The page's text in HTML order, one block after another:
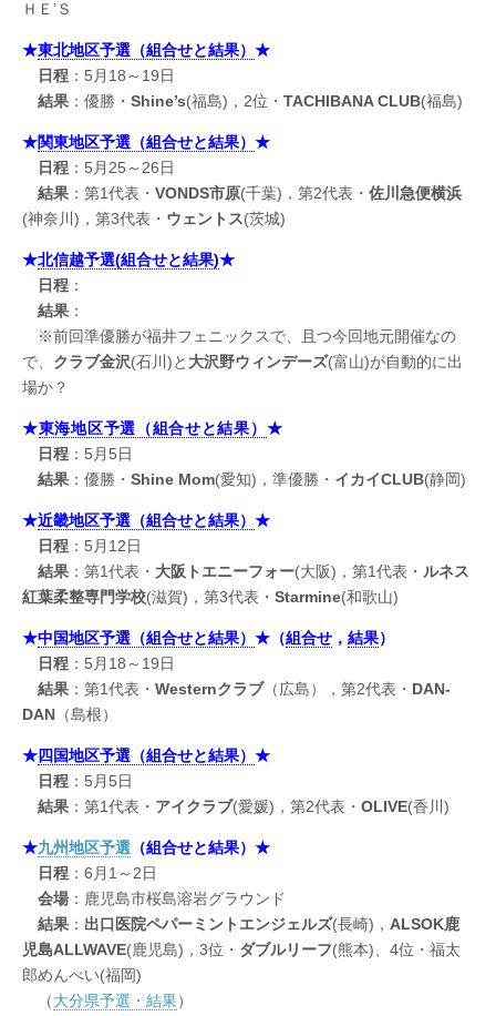
ＨＥ’Ｓ
★東北地区予選（組合せと結果） ★
日程 ：5月18～19日
結果 ：優勝・ Shine’s(福島)，2位・ TACHIBANA CLUB(福島)
★関東地区予選（組合せと結果） ★
日程 ：5月25～26日
結果 ：第1代表・ VONDS市原(千葉)，第2代表・ 佐川急便横浜
(神奈川)，第3代表・ ウェントス(茨城)
★北信越予選(組合せと結果)★
日程 ：
結果 ：
※前回準優勝が福井フェニックスで、且つ今回地元開催なの
で、 クラブ金沢(石川)と 大沢野ウィンデーズ(富山)が自動的に出
場か？
★東海地区予選（組合せと結果） ★
日程 ：5月5日
結果 ：優勝・ Shine Mom(愛知)，準優勝・ イカイCLUB(静岡)
★近畿地区予選（組合せと結果） ★
日程 ：5月12日
結果 ：第1代表・ 大阪トエニーフォー(大阪)，第1代表・ ルネス
紅葉柔整専門学校(滋賀)，第3代表・ Starmine(和歌山)
★中国地区予選（組合せと結果） ★（組合せ ， 結果）
日程 ：5月18～19日
結果 ：第1代表・ Westernクラブ（広島），第2代表・ DAN-
DAN （島根）
★四国地区予選（組合せと結果） ★
日程 ：5月5日
結果 ：第1代表・ アイクラブ(愛媛)，第2代表・ OLIVE(香川)
★九州地区予選 （組合せと結果）★
日程 ：6月1～2日
会場 ：鹿児島市桜島溶岩グラウンド
結果 ： 出口医院ペパーミントエンジェルズ(長崎)， ALSOK鹿
児島ALLWAVE(鹿児島)，3位・ ダブルリーフ(熊本)、4位・福太
郎めんべい(福岡)
（大分県予選・結果）